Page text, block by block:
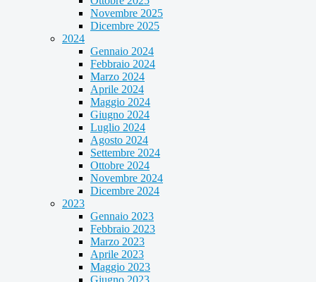
Novembre 2025
Dicembre 2025
2024
Gennaio 2024
Febbraio 2024
Marzo 2024
Aprile 2024
Maggio 2024
Giugno 2024
Luglio 2024
Agosto 2024
Settembre 2024
Ottobre 2024
Novembre 2024
Dicembre 2024
2023
Gennaio 2023
Febbraio 2023
Marzo 2023
Aprile 2023
Maggio 2023
Giugno 2023